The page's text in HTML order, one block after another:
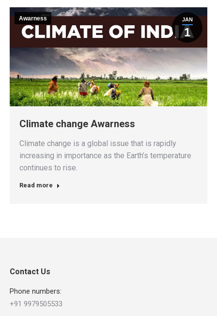
JAN
1
Awarness
Climate change Awarness
Climate change is a global issue that is rapidly
increasing in importance as the Earth’s temperature
continues to rise.
Read more
Contact Us
Phone numbers:
+91 9979505533